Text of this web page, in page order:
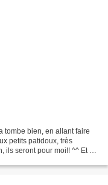
tombe bien, en allant faire
petits patidoux, très
ils seront pour moi!! ^^ Et de